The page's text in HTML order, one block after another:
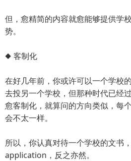
但，愈精简的内容就愈能够提供学
势。
◆ 客制化
在好几年前，你或许可以一个学校
去投另一个学校，但那种时代已经
愈客制化，就算问的方向类似，每
会不太一样。
所以，你认真对待一个学校的文书
application，反之亦然。